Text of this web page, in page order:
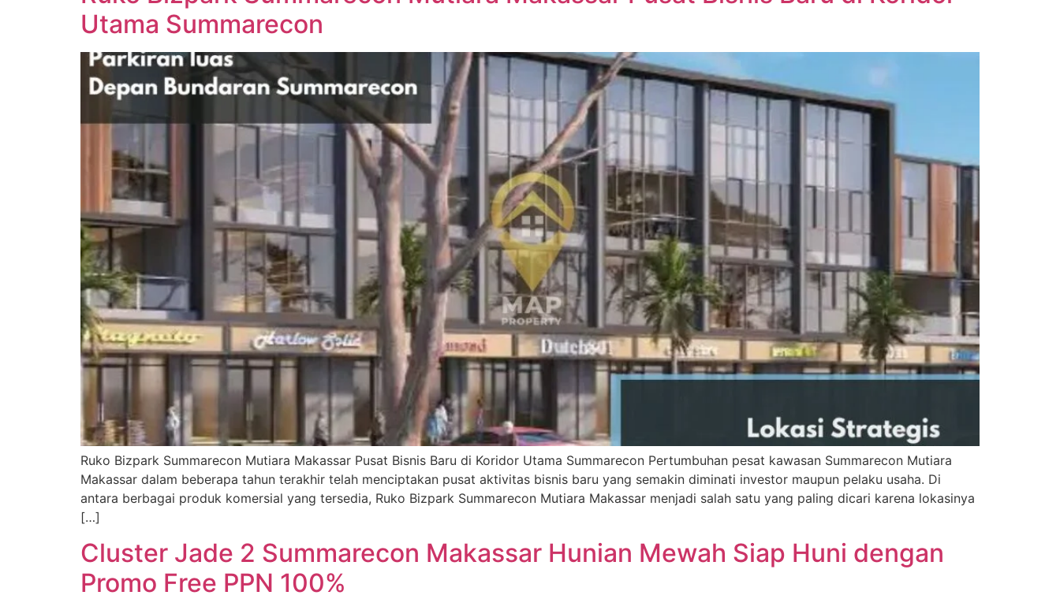
Utama Summarecon
Ruko Bizpark Summarecon Mutiara Makassar Pusat Bisnis Baru di Koridor Utama Summarecon Pertumbuhan pesat kawasan Summarecon Mutiara
Makassar dalam beberapa tahun terakhir telah menciptakan pusat aktivitas bisnis baru yang semakin diminati investor maupun pelaku usaha. Di
antara berbagai produk komersial yang tersedia, Ruko Bizpark Summarecon Mutiara Makassar menjadi salah satu yang paling dicari karena lokasinya
[…]
Cluster Jade 2 Summarecon Makassar Hunian Mewah Siap Huni dengan
Promo Free PPN 100%